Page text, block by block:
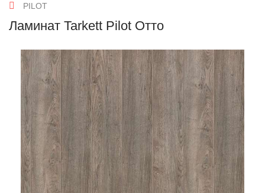
PILOT
Ламинат Tarkett Pilot Отто